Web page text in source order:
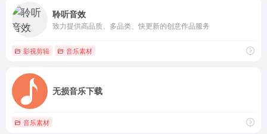
聆听音效
致力提供高品质、多品类、快更新的创意作品服务
影视剪辑 音乐素材
无损音乐下载
音乐素材